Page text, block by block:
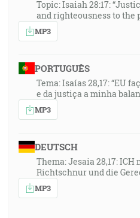
Topic: Isaiah 28:17:
and righteousness to the
MP3
PORTUGUÊS
Tema: Isaías 28,17: “EU
e da justiça a minha
MP3
DEUTSCH
Thema: Jesaia 28,17: ICH
Richtschnur und die
MP3